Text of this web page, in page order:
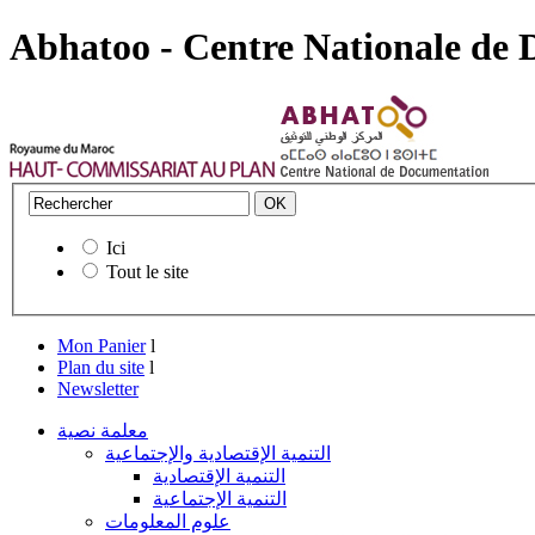
Abhatoo - Centre Nationale de
Ici
Tout le site
Mon Panier l
Plan du site l
Newsletter
معلمة نصية
التنمية الإقتصادية والإجتماعية
التنمية الإقتصادية
التنمية الإجتماعية
علوم المعلومات